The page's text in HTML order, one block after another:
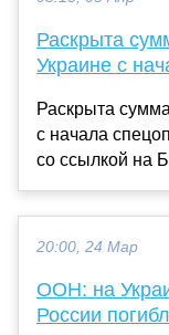
Раскрыта
Украине с
Раскрыта
с начала
со ссылкой на
20:00, 24 Мар
ООН: на
России